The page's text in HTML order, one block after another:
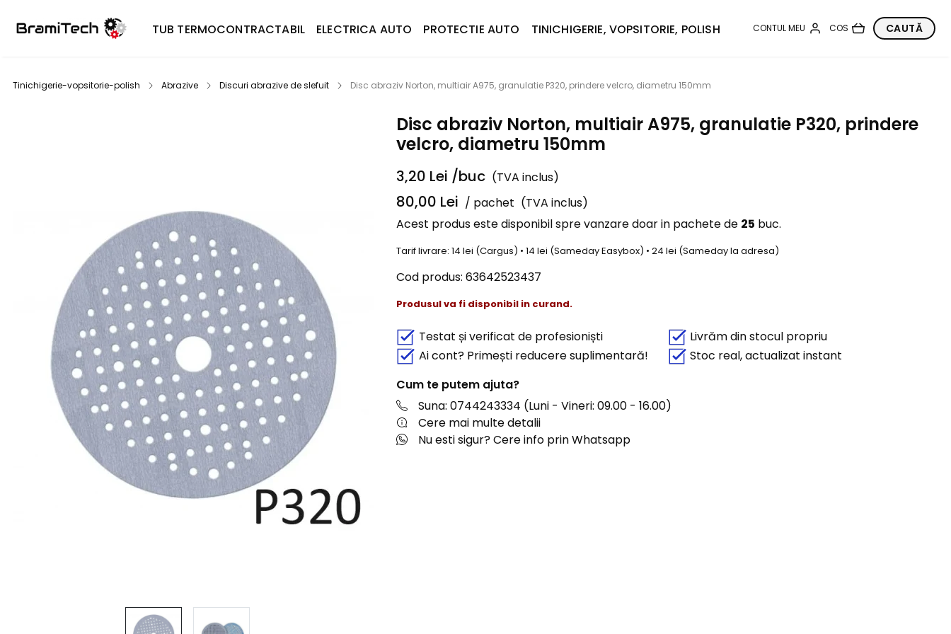
TUB TERMOCONTRACTABIL ELECTRICA AUTO PROTECTIE AUTO TINICHIGERIE, VOPSITORIE, POLISH
Tinichigerie-vopsitorie-polish Abrazive Discuri abrazive de slefuit Disc abraziv Norton, multiair A975, granulatie P320, prindere velcro, diametru 150mm
Disc abraziv Norton, multiair A975, granulatie P320, prindere
velcro, diametru 150mm
3,20 Lei /buc (TVA inclus)
80,00 Lei / pachet (TVA inclus)
Acest produs este disponibil spre vanzare doar in pachete de 25 buc.
Tarif livrare: 14 lei (Cargus) • 14 lei (Sameday Easybox) • 24 lei (Sameday la adresa)
Cod produs: 63642523437
Produsul va fi disponibil in curand.
Testat și verificat de profesioniști
Livrăm din stocul propriu
Ai cont? Primești reducere suplimentară!
Stoc real, actualizat instant
Cum te putem ajuta?
Suna: 0744243334 (Luni - Vineri: 09.00 - 16.00)
Cere mai multe detalii
Nu esti sigur? Cere info prin Whatsapp